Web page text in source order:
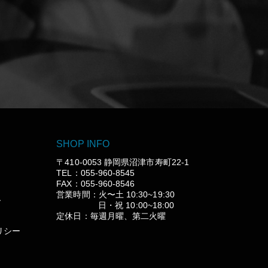
シー
SHOP INFO
〒410-0053 静岡県沼津市寿町22-1
TEL：055-960-8545
FAX：055-960-8546
営業時間：火〜土 10:30~19:30
日・祝 10:00~18:00
定休日：毎週月曜、第二火曜